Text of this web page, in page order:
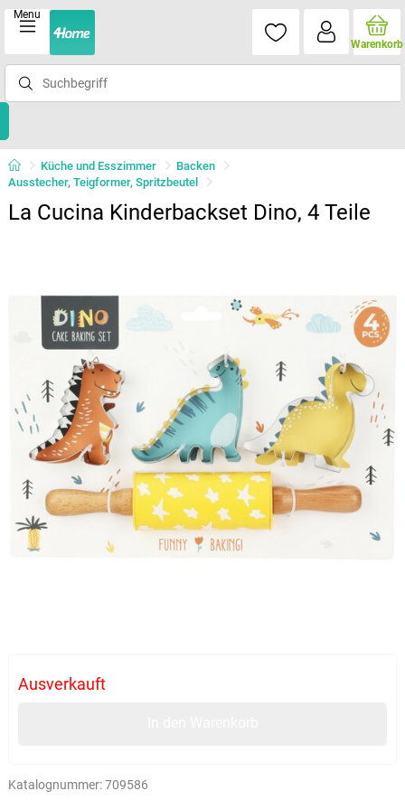
Menu
Warenkorb
Küche und Esszimmer
Backen
Ausstecher, Teigformer, Spritzbeutel
La Cucina Kinderbackset Dino, 4 Teile
Ausverkauft
Katalognummer:709586